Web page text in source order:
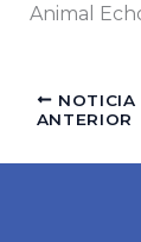
Animal
NOTICIA
ANTERIOR